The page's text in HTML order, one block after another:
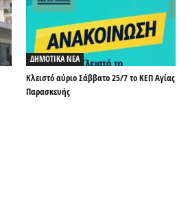
ΔΗΜΟΤΙΚΑ ΝΕΑ
Κλειστό αύριο Σάββατο 25/7 το ΚΕΠ Αγίας
Παρασκευής